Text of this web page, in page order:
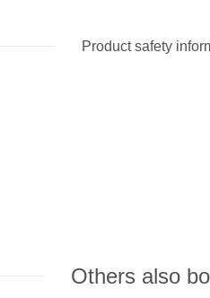
Product safety
Others also